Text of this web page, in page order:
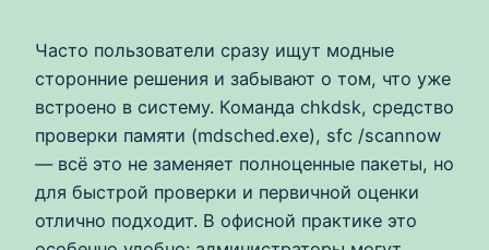
Часто пользователи сразу ищут модные
сторонние решения и забывают о том, что уже
встроено в систему. Команда chkdsk, средство
проверки памяти (mdsched.exe), sfc /scannow
— всё это не заменяет полноценные пакеты, но
для быстрой проверки и первичной оценки
отлично подходит. В офисной практике это